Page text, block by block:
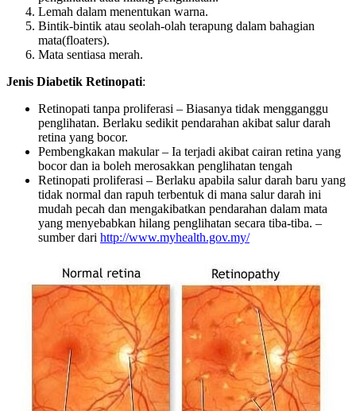
Lemah dalam menentukan warna.
Bintik-bintik atau seolah-olah terapung dalam bahagian
mata(floaters).
Mata sentiasa merah.
Jenis Diabetik Retinopati:
Retinopati tanpa proliferasi – Biasanya tidak mengganggu
penglihatan. Berlaku sedikit pendarahan akibat salur darah
retina yang bocor.
Pembengkakan makular – Ia terjadi akibat cairan retina yang
bocor dan ia boleh merosakkan penglihatan tengah
Retinopati proliferasi – Berlaku apabila salur darah baru yang
tidak normal dan rapuh terbentuk di mana salur darah ini
mudah pecah dan mengakibatkan pendarahan dalam mata
yang menyebabkan hilang penglihatan secara tiba-tiba. –
sumber dari http://www.myhealth.gov.my/